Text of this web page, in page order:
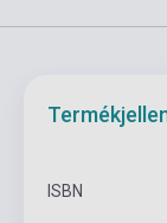
ISBN